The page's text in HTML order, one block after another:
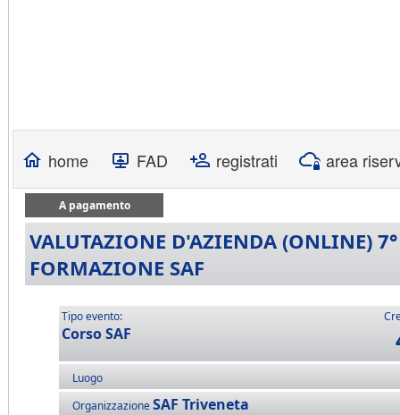
home FAD registrati area
A pagamento
VALUTAZIONE D'AZIENDA (ONLINE)
FORMAZIONE SAF
Tipo evento:
Corso SAF
Luogo
OrganizzazioneSAF Triveneta